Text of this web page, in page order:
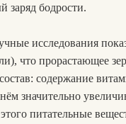
заряд бодрости.
исследования
что прорастающее
содержание
значительно
питательные